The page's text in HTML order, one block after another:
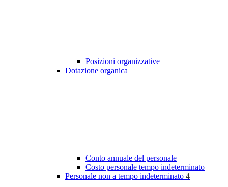
Posizioni organizzative
Dotazione organica
Conto annuale del personale
Costo personale tempo indeterminato
Personale non a tempo indeterminato 4